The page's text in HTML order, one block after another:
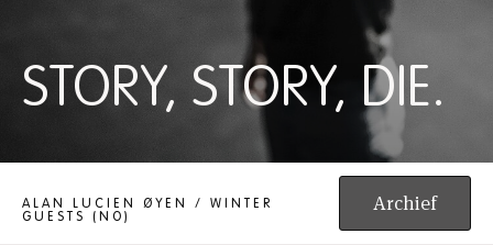
STORY, STORY, DIE.
STORY, STORY, DIE.
ALAN LUCIEN ØYEN / WINTER
GUESTS (NO)
Archief